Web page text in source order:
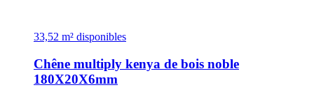
33,52 m² disponibles
Chêne multiply kenya de bois noble
180X20X6mm